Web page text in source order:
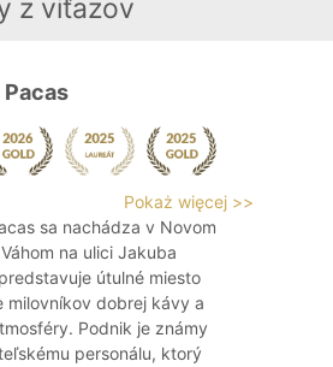
z viťazov
Pokaż więcej >>
sa nachádza v Novom
na ulici Jakuba
útulné miesto
milovníkov dobrej kávy a
Podnik je známy
personálu, ktorý